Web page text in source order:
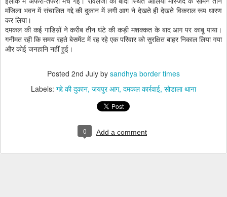
मंजिला भवन में संचालित गद्दे की दुकान में लगी आग ने देखते ही देखते विकराल रूप धारण
कर लिया।
दमकल की कई गाडिय़ों ने करीब तीन घंटे की कड़ी मशक्कत के बाद आग पर काबू पाया।
गनीमत रही कि समय रहते बेसमेंट में रह रहे एक परिवार को सुरक्षित बाहर निकाल लिया गया
और कोई जनहानि नहीं हुई।
Posted 2nd July by sandhya border times
Labels: गद्दे की दुकान जयपुर आग दमकल कार्रवाई सोडाला थाना
0 Add a comment